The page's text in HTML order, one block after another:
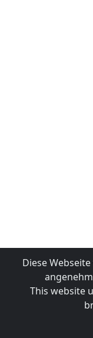
Diese
This website